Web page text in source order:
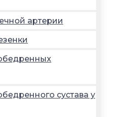
артерии
сустава у